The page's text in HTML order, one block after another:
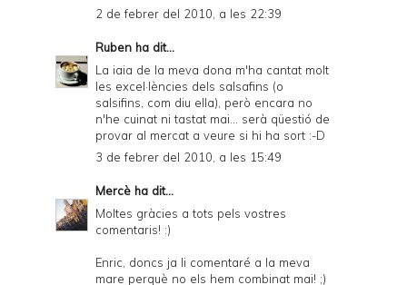
2 de febrer del 2010, a les 22:39
Ruben ha dit...
La iaia de la meva dona m'ha cantat molt
les excel·lències dels salsafins (o
salsifins, com diu ella), però encara no
n'he cuinat ni tastat mai... serà qüestió de
provar al mercat a veure si hi ha sort :-D
3 de febrer del 2010, a les 15:49
Mercè ha dit...
Moltes gràcies a tots pels vostres
comentaris! :)
Enric, doncs ja li comentaré a la meva
mare perquè no els hem combinat mai! ;)